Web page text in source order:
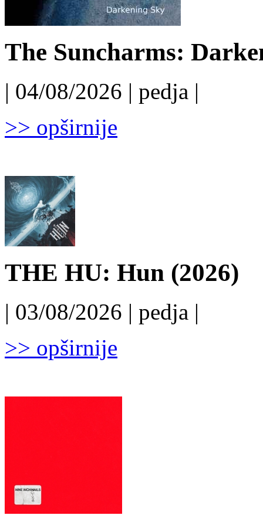
The Suncharms:
| 04/08/2026 | pedja |
>> opširnije
THE HU: Hun (2026)
| 03/08/2026 | pedja |
>> opširnije